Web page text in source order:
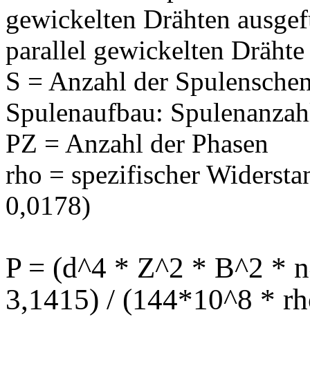
gewickelten Drähten
parallel gewickelten Drähte
S = Anzahl der
Spulenaufbau:
PZ = Anzahl der Phasen
rho = spezifischer
0,0178)
P = (d^4 * Z^2 * B^2 *
3,1415) / (144*10^8 *